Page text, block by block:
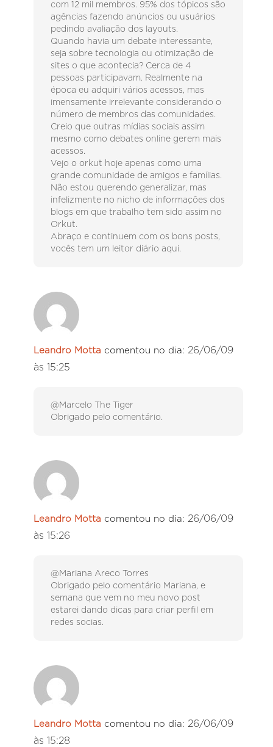
com 12 mil membros. 95% dos tópicos são
agências fazendo anúncios ou usuários
pedindo avaliação dos layouts.
Quando havia um debate interessante,
seja sobre tecnologia ou otimização de
sites o que acontecia? Cerca de 4
pessoas participavam. Realmente na
época eu adquiri vários acessos, mas
imensamente irrelevante considerando o
número de membros das comunidades.
Creio que outras mídias sociais assim
mesmo como debates online gerem mais
acessos.
Vejo o orkut hoje apenas como uma
grande comunidade de amigos e famílias.
Não estou querendo generalizar, mas
infelizmente no nicho de informações dos
blogs em que trabalho tem sido assim no
Orkut.
Abraço e continuem com os bons posts,
vocês tem um leitor diário aqui.
Leandro Motta comentou no dia: 26/06/09
às 15:25
@Marcelo The Tiger
Obrigado pelo comentário.
Leandro Motta comentou no dia: 26/06/09
às 15:26
@Mariana Areco Torres
Obrigado pelo comentário Mariana, e
semana que vem no meu novo post
estarei dando dicas para criar perfil em
redes socias.
Leandro Motta comentou no dia: 26/06/09
às 15:28